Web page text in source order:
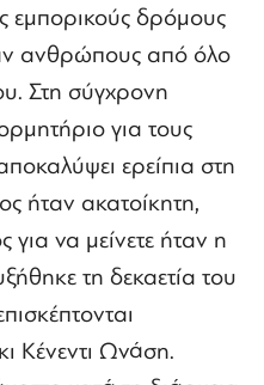
εμπορικούς δρόμους
ανθρώπους από όλο
Στη σύγχρονη
για τους
ερείπια στη
ήταν ακατοίκητη,
για να μείνετε ήταν η
τη δεκαετία του
Κένεντι Ωνάση.